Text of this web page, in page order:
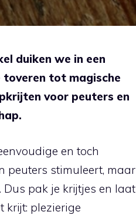
duiken we in een
tot magische
voor peuters en
en toch
peuters stimuleert, maar
pak je krijtjes en laat
krijt: plezierige